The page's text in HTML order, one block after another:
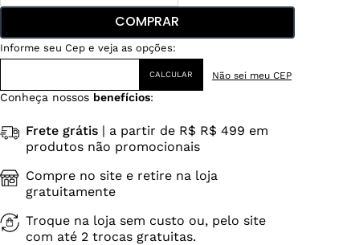
COMPRAR
Não sei meu CEP
Conheça nossos benefícios:
Frete grátis| a partir de R$ R$ 499 em
produtos não promocionais
Compre no site e retire na loja
gratuitamente
Troque na loja sem custo ou, pelo site
com até 2 trocas gratuitas.